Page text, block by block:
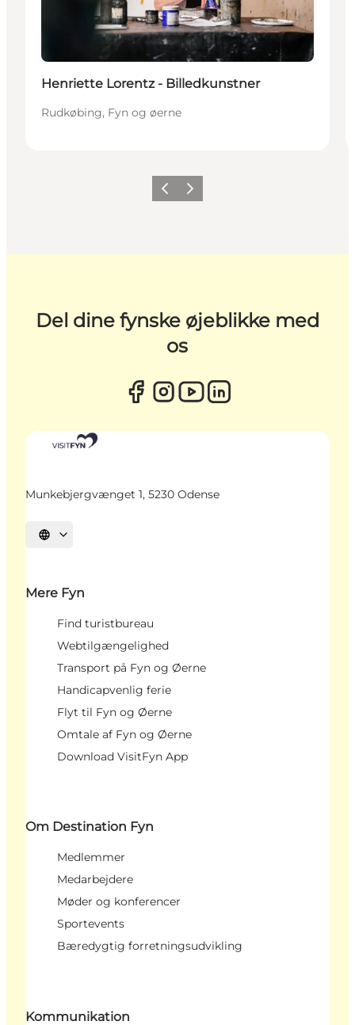
Henriette Lorentz - Billedkunstner
Rudkøbing, Fyn og øerne
ForrigeNæste
Del dine fynske øjeblikke med
os
Munkebjergvænget 1, 5230 Odense
Vælg sprog
Mere Fyn
Find turistbureau
Webtilgængelighed
Transport på Fyn og Øerne
Handicapvenlig ferie
Flyt til Fyn og Øerne
Omtale af Fyn og Øerne
Download VisitFyn App
Om Destination Fyn
Medlemmer
Medarbejdere
Møder og konferencer
Sportevents
Bæredygtig forretningsudvikling
Kommunikation